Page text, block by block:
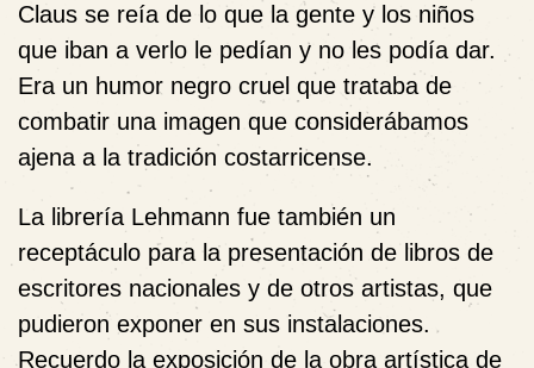
Claus se reía de lo que la gente y los niños
que iban a verlo le pedían y no les podía dar.
Era un humor negro cruel que trataba de
combatir una imagen que considerábamos
ajena a la tradición costarricense.
La librería Lehmann fue también un
receptáculo para la presentación de libros de
escritores nacionales y de otros artistas, que
pudieron exponer en sus instalaciones.
Recuerdo la exposición de la obra artística de